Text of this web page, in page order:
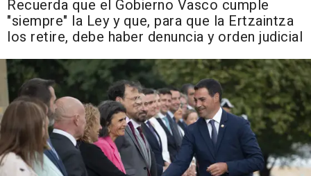
Recuerda que el Gobierno Vasco cumple
"siempre" la Ley y que, para que la Ertzaintza
los retire, debe haber denuncia y orden judicial